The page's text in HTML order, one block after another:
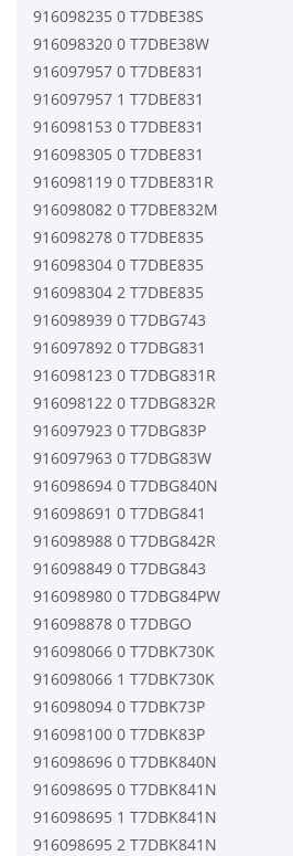
916098235 0 T7DBE38S
916098320 0 T7DBE38W
916097957 0 T7DBE831
916097957 1 T7DBE831
916098153 0 T7DBE831
916098305 0 T7DBE831
916098119 0 T7DBE831R
916098082 0 T7DBE832M
916098278 0 T7DBE835
916098304 0 T7DBE835
916098304 2 T7DBE835
916098939 0 T7DBG743
916097892 0 T7DBG831
916098123 0 T7DBG831R
916098122 0 T7DBG832R
916097923 0 T7DBG83P
916097963 0 T7DBG83W
916098694 0 T7DBG840N
916098691 0 T7DBG841
916098988 0 T7DBG842R
916098849 0 T7DBG843
916098980 0 T7DBG84PW
916098878 0 T7DBGO
916098066 0 T7DBK730K
916098066 1 T7DBK730K
916098094 0 T7DBK73P
916098100 0 T7DBK83P
916098696 0 T7DBK840N
916098695 0 T7DBK841N
916098695 1 T7DBK841N
916098695 2 T7DBK841N